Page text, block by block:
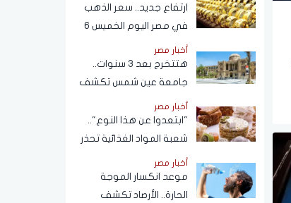
لـ"طرابزون" تتجاوز
المستطيل الأخضر
ارتفاع جديد.. سعر الذهب
في مصر اليوم الخميس 6
أغسطس 2026
أخبار مصر
هتتخرج بعد 3 سنوات..
جامعة عين شمس تكشف
حقيقة تعديل مدة الدراسة
بكلية تجارة
أخبار مصر
"ابتعدوا عن هذا النوع"..
شعبة المواد الغذائية تحذر
من حلاوة المولد النبوي
أخبار مصر
موعد انكسار الموجة
الحارة.. الأرصاد تكشف